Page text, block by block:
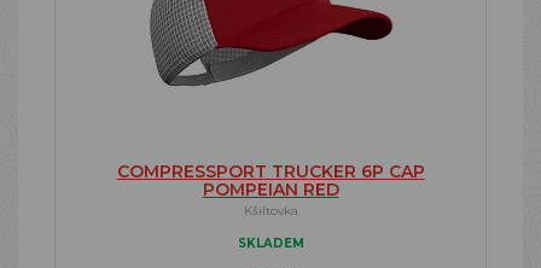
COMPRESSPORT TRUCKER 6P CAP
POMPEIAN RED
Kšiltovka
SKLADEM